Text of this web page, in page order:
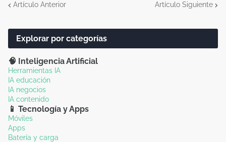
Artículo Anterior Artículo Siguiente
Explorar por categorías
🧠 Inteligencia Artificial
Herramientas IA
IA educación
IA negocios
IA contenido
📱 Tecnología y Apps
Móviles
Apps
Batería y carga